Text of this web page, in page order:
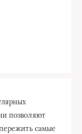
позволяют
самые